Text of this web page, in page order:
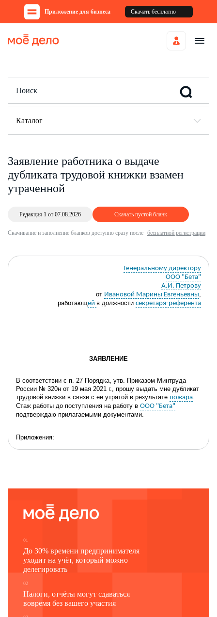
Приложение для бизнеса Скачать бесплатно
Каталог
Заявление работника о выдаче
дубликата трудовой книжки взамен
утраченной
Редакция 1 от 07.08.2026 Скачать пустой бланк
Скачивание и заполнение бланков доступно сразу после бесплатной регистрации
Генеральному директору
ООО "Бета"
А.И. Петрову
от Ивановой Марины Евгеньевны,
работающей в должности секретаря-референта
ЗАЯВЛЕНИЕ
В соответствии с п. 27 Порядка, утв. Приказом Минтруда
России № 320н от 19 мая 2021 г.
прошу выдать мне дубликат
трудовой книжки в связи с ее утратой в результате пожара
Стаж работы до поступления на работу в ООО "Бета"
подтверждаю прилагаемыми документами
Приложения:
16.10.2009.
из ЗАО "Гамма" № 12-к от 31.12.2010.
01
До 30% времени предпринимателя
уходит на учёт, который можно
делегировать
02
Налоги, отчёты могут сдаваться
вовремя без вашего участия